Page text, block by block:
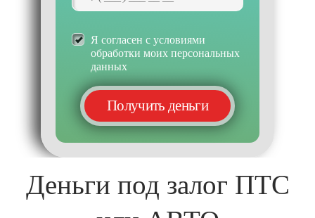
Я согласен с условиями
обработки моих персональных
данных
Деньги под залог ПТС